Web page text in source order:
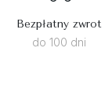
Bezpłatny zwrot
do 100 dni